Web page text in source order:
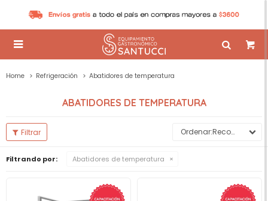

Home Refrigeración Abatidores de temperatura
ABATIDORES DE TEMPERATURA
Recomendados
Filtrando por: Abatidores de temperatura